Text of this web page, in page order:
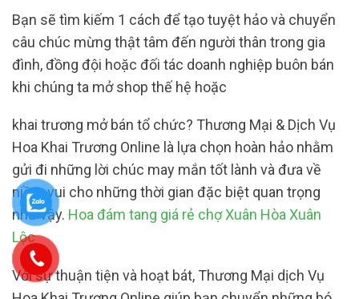
Bạn sẽ tìm kiếm 1 cách để tạo tuyệt hảo và chuyển
câu chúc mừng thật tâm đến người thân trong gia
đình, đồng đội hoặc đối tác doanh nghiệp buôn bán
khi chúng ta mở shop thế hệ hoặc
khai trương mở bán tổ chức? Thương Mại & Dịch Vụ
Hoa Khai Trương Online là lựa chọn hoàn hảo nhằm
gửi đi những lời chúc may mắn tốt lành và đưa về
niềm vui cho những thời gian đặc biệt quan trọng
như vậy. Hoa đám tang giá rẻ chợ Xuân Hòa Xuân
Lộc
Với sự thuận tiện và hoạt bát, Thương Mại dịch Vụ